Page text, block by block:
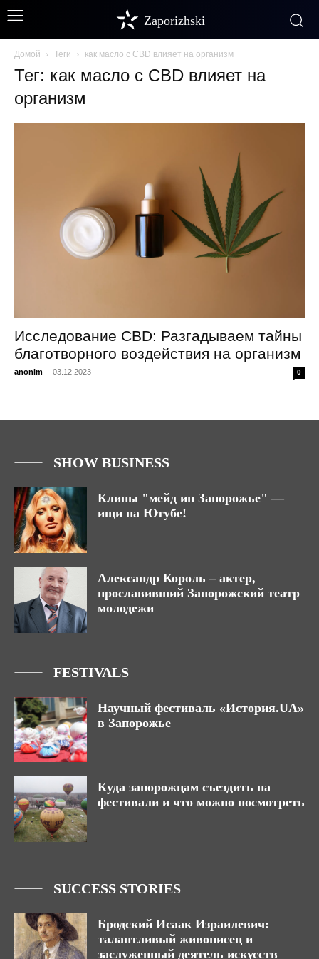
Zaporizhski
Домой Теги как масло с CBD влияет на организм
Тег: как масло с CBD влияет на
организм
Исследование CBD: Разгадываем тайны
благотворного воздействия на организм
anonim - 03.12.2023 0
SHOW BUSINESS
Клипы "мейд ин Запорожье" —
ищи на Ютубе!
Александр Король – актер,
прославивший Запорожский театр
молодежи
FESTIVALS
Научный фестиваль «История.UA»
в Запорожье
Куда запорожцам съездить на
фестивали и что можно посмотреть
SUCCESS STORIES
Бродский Исаак Израилевич:
талантливый живописец и
заслуженный деятель искусств